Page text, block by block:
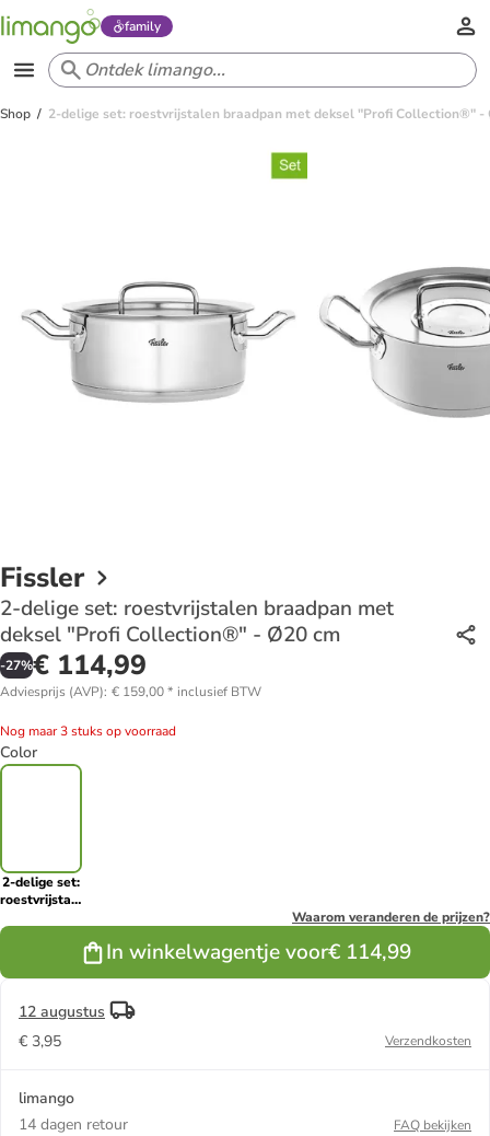
family
Shop 2-delige set: roestvrijstalen braadpan met deksel "Profi Collection®" -
Fissler
2-delige set: roestvrijstalen braadpan met
deksel "Profi Collection®" - Ø20 cm
-27%€ 114,99
Adviesprijs (AVP): € 159,00* inclusief BTW
Nog maar 3 stuks op voorraad
Color
2-delige set:
roestvrijstalen
Collection®"
Waarom veranderen de prijzen?
In winkelwagentje voor€ 114,99
12 augustus
€ 3,95
Verzendkosten
limango
14 dagen retour
FAQ bekijken